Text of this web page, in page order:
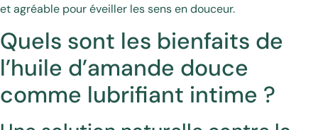
et agréable pour éveiller les sens en douceur.
Quels sont les bienfaits de
l’huile d’amande douce
comme lubrifiant intime ?